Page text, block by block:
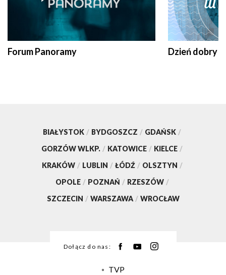
Forum Panoramy Dzień dobry
BIAŁYSTOK / BYDGOSZCZ / GDAŃSK /
GORZÓW WLKP. / KATOWICE / KIELCE /
KRAKÓW / LUBLIN / ŁÓDŹ / OLSZTYN /
OPOLE / POZNAŃ / RZESZÓW /
SZCZECIN / WARSZAWA / WROCŁAW
Dołącz do nas:
TVP